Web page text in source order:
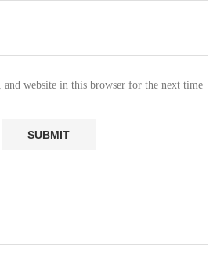
and website in this browser for the next time